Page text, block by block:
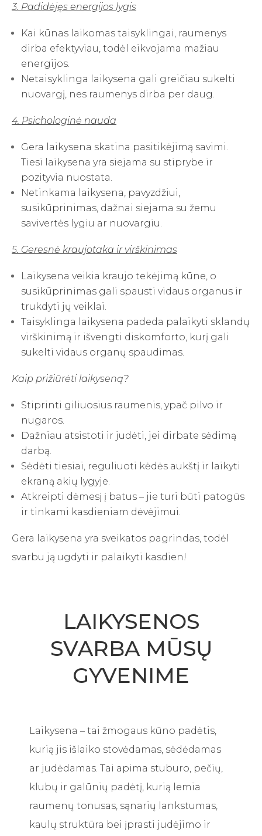
LAIKYSENOS
SVARBA MŪSŲ
GYVENIME
Laikysena – tai žmogaus kūno padėtis,
kurią jis išlaiko stovėdamas, sėdėdamas
ar judėdamas. Tai apima stuburo, pečių,
klubų ir galūnių padėtį, kurią lemia
raumenų tonusas, sąnarių lankstumas,
kaulų struktūra bei įprasti judėjimo ir
3. Padidėjęs energijos lygis
Kai kūnas laikomas taisyklingai, raumenys
dirba efektyviau, todėl eikvojama mažiau
energijos.
Netaisyklinga laikysena gali greičiau sukelti
nuovargį, nes raumenys dirba per daug.
4. Psichologinė nauda
Gera laikysena skatina pasitikėjimą savimi.
Tiesi laikysena yra siejama su stiprybe ir
pozityvia nuostata.
Netinkama laikysena, pavyzdžiui,
susikūprinimas, dažnai siejama su žemu
savivertės lygiu ar nuovargiu.
5. Geresnė kraujotaka ir virškinimas
Laikysena veikia kraujo tekėjimą kūne, o
susikūprinimas gali spausti vidaus organus ir
trukdyti jų veiklai.
Taisyklinga laikysena padeda palaikyti sklandų
virškinimą ir išvengti diskomforto, kurį gali
sukelti vidaus organų spaudimas.
Kaip prižiūrėti laikyseną?
Stiprinti giliuosius raumenis, ypač pilvo ir
nugaros.
Dažniau atsistoti ir judėti, jei dirbate sėdimą
darbą.
Sėdėti tiesiai, reguliuoti kėdės aukštį ir laikyti
ekraną akių lygyje.
Atkreipti dėmesį į batus – jie turi būti patogūs
ir tinkami kasdieniam dėvėjimui.
Gera laikysena yra sveikatos pagrindas, todėl
svarbu ją ugdyti ir palaikyti kasdien!